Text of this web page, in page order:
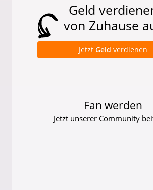
Geld
von Zuhause
Jetzt Geld verdienen
Fan werden
Jetzt unserer Community